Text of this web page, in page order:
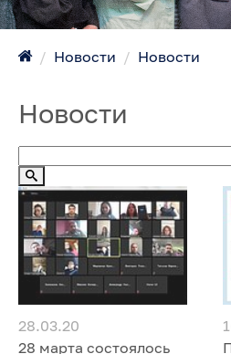
/ Новости / Новости
Новости
28.03.20
28 марта состоялось